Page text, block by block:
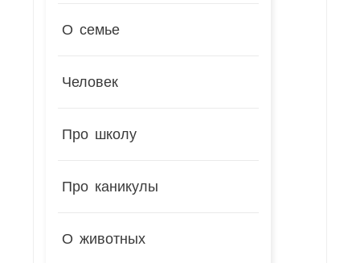
О семье
Человек
Про школу
Про каникулы
О животных